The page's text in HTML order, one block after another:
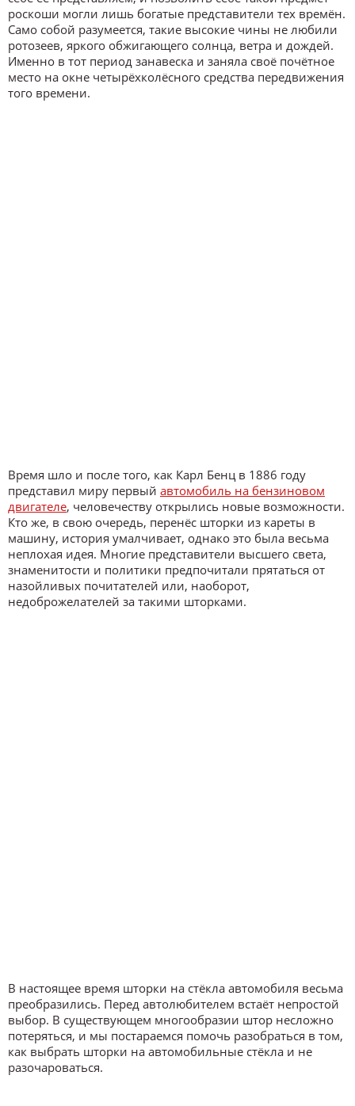
роскоши могли лишь богатые представители тех времён.
Само собой разумеется, такие высокие чины не любили
ротозеев, яркого обжигающего солнца, ветра и дождей.
Именно в тот период занавеска и заняла своё почётное
место на окне четырёхколёсного средства передвижения
того времени.
Время шло и после того, как Карл Бенц в 1886 году
представил миру первый автомобиль на бензиновом
двигателе, человечеству открылись новые возможности.
Кто же, в свою очередь, перенёс шторки из кареты в
машину, история умалчивает, однако это была весьма
неплохая идея. Многие представители высшего света,
знаменитости и политики предпочитали прятаться от
назойливых почитателей или, наоборот,
недоброжелателей за такими шторками.
В настоящее время шторки на стёкла автомобиля весьма
преобразились. Перед автолюбителем встаёт непростой
выбор. В существующем многообразии штор несложно
потеряться, и мы постараемся помочь разобраться в том,
как выбрать шторки на автомобильные стёкла и не
разочароваться.